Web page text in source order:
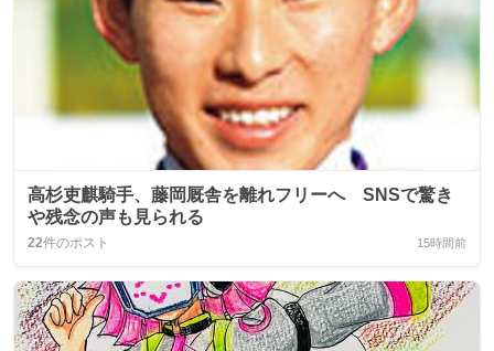
高杉吏麒騎手、藤岡厩舎を離れフリーへ SNSで驚き
や残念の声も見られる
22件のポスト 15時間前